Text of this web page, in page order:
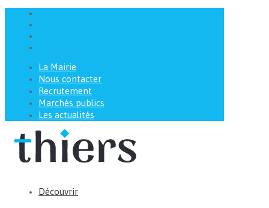
La Mairie
Nous contacter
Recrutement
Marchés publics
Les actualités
Découvrir